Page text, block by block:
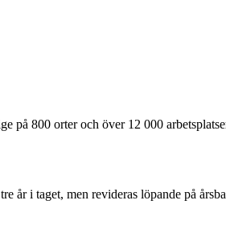
på 800 orter och över 12 000
år i taget, men revideras löpande på